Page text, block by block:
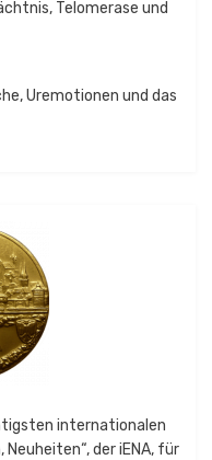
Telomerase und
Uremotionen und das
internationalen
der iENA, für